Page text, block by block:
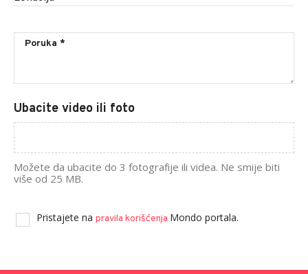
Ubacite video ili foto
Možete da ubacite do 3 fotografije ili videa. Ne smije biti
više od 25 MB.
Pristajete na pravila korišćenja Mondo portala.